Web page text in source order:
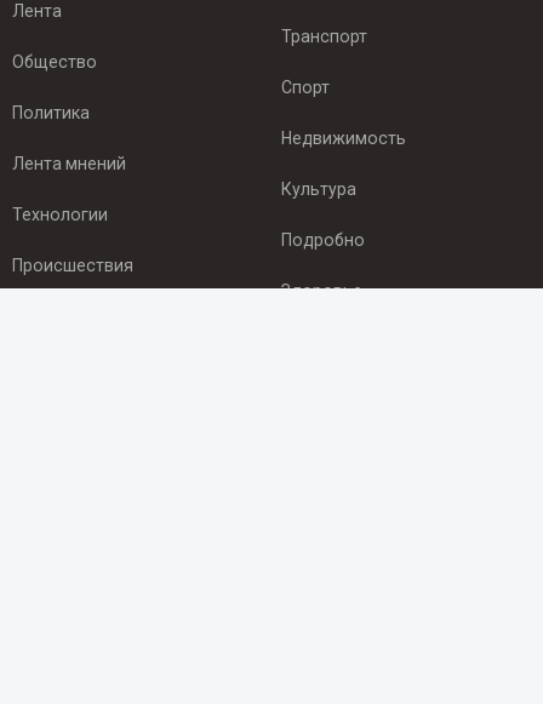
Лента
Общество
Политика
Лента мнений
Технологии
Происшествия
Транспорт
Спорт
Недвижимость
Культура
Подробно
Здоровье